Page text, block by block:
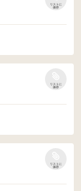
リストに
保存
リストに
保存
リストに
保存